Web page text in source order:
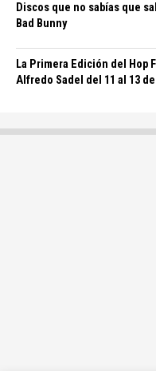
Discos que no sabías que
Bad Bunny
La Primera Edición del Hop
Alfredo Sadel del 11 al 13